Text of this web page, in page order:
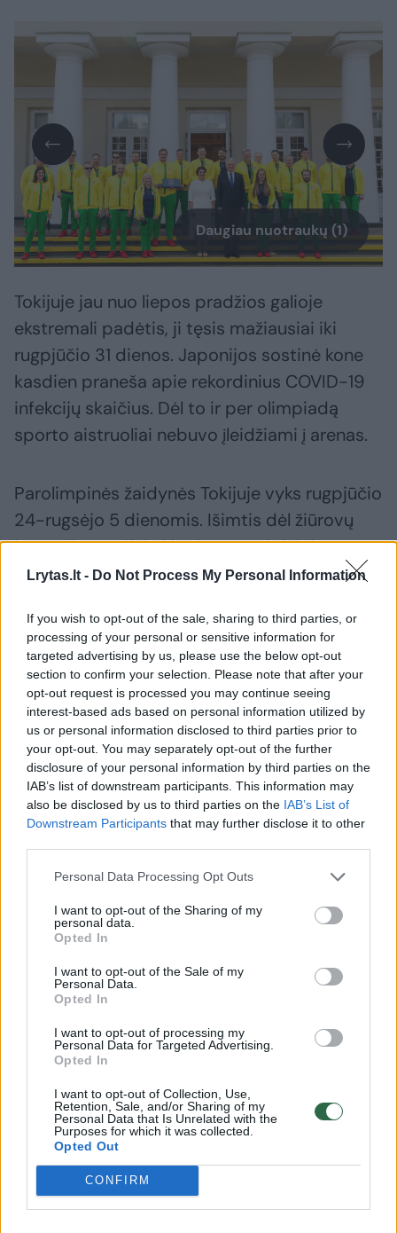
Lrytas.lt - Do Not Process My Personal Information
If you wish to opt-out of the sale, sharing to third parties, or
processing of your personal or sensitive information for
targeted advertising by us, please use the below opt-out
section to confirm your selection. Please note that after your
opt-out request is processed you may continue seeing
interest-based ads based on personal information utilized by
us or personal information disclosed to third parties prior to
your opt-out. You may separately opt-out of the further
disclosure of your personal information by third parties on the
IAB’s list of downstream participants. This information may
also be disclosed by us to third parties on the IAB’s List of
Downstream Participants that may further disclose it to other
Personal Data Processing Opt Outs
I want to opt-out of the Sharing of my
personal data.
Opted In
I want to opt-out of the Sale of my
Personal Data.
Opted In
I want to opt-out of processing my
Personal Data for Targeted Advertising.
Opted In
I want to opt-out of Collection, Use,
Retention, Sale, and/or Sharing of my
Personal Data that Is Unrelated with the
Purposes for which it was collected.
Opted Out
CONFIRM
Daugiau nuotraukų (1)
Tokijuje jau nuo liepos pradžios galioje
ekstremali padėtis, ji tęsis mažiausiai iki
rugpjūčio 31 dienos. Japonijos sostinė kone
kasdien praneša apie rekordinius COVID-19
infekcijų skaičius. Dėl to ir per olimpiadą
sporto aistruoliai nebuvo įleidžiami į arenas.
Parolimpinės žaidynės Tokijuje vyks rugpjūčio
24-rugsėjo 5 dienomis. Išimtis dėl žiūrovų
bus taikoma tik kai kuriems moksleiviams,
dalyvaujantiems integracinėje ugdymo
Pastarosiomis dienomis Japonijoje kasdien
registruota po daugiau kaip 20 000 naujų
infekcijų. Tokijuje ir dar penkiose prefektūrose
galioja ekstremali padėtis. Olimpiados
dienomis infekcijos skaičiai sparčiai augo.
Tačiau kad tai susiję su žaidynėmis, kol kas
duomenų nėra. Organizatorių teigimu,
koronavirusas nustatytas 540 atletų, oficialių
asmenų ir žiniasklaidos atstovų.
Susiję straipsniai
Smūgis paralimpinei
rinktinei: maratonininkė
Aušra Garunkšnytė dėl
Į Tokiją
sėkme: